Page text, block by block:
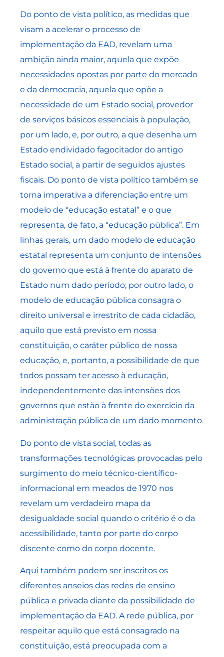
Do ponto de vista político, as medidas que
visam a acelerar o processo de
implementação da EAD, revelam uma
ambição ainda maior, aquela que expõe
necessidades opostas por parte do mercado
e da democracia, aquela que opõe a
necessidade de um Estado social, provedor
de serviços básicos essenciais à população,
por um lado, e, por outro, a que desenha um
Estado endividado fagocitador do antigo
Estado social, a partir de seguidos ajustes
fiscais. Do ponto de vista político também se
torna imperativa a diferenciação entre um
modelo de “educação estatal” e o que
representa, de fato, a “educação pública”. Em
linhas gerais, um dado modelo de educação
estatal representa um conjunto de intensões
do governo que está à frente do aparato de
Estado num dado período; por outro lado, o
modelo de educação pública consagra o
direito universal e irrestrito de cada cidadão,
aquilo que está previsto em nossa
constituição, o caráter público de nossa
educação, e, portanto, a possibilidade de que
todos possam ter acesso à educação,
independentemente das intensões dos
governos que estão à frente do exercício da
administração pública de um dado momento.
Do ponto de vista social, todas as
transformações tecnológicas provocadas pelo
surgimento do meio técnico-científico-
informacional em meados de 1970 nos
revelam um verdadeiro mapa da
desigualdade social quando o critério é o da
acessibilidade, tanto por parte do corpo
discente como do corpo docente.
Aqui também podem ser inscritos os
diferentes anseios das redes de ensino
pública e privada diante da possibilidade de
implementação da EAD. A rede pública, por
respeitar aquilo que está consagrado na
constituição, está preocupada com a